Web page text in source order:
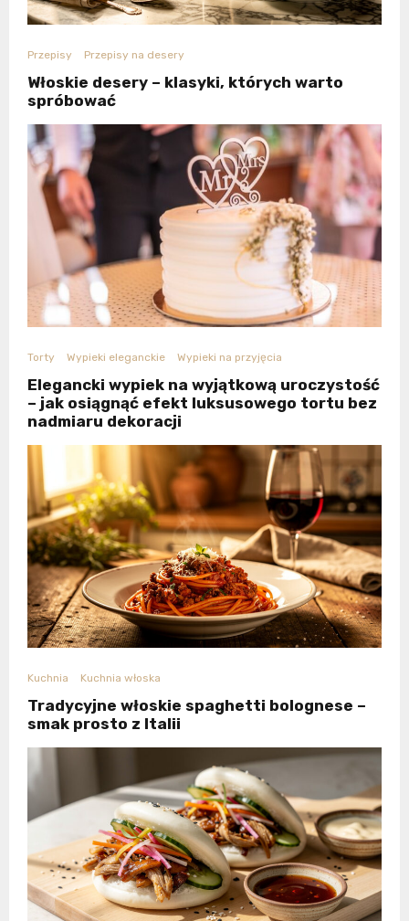
Przepisy Przepisy na desery
Włoskie desery – klasyki, których warto
spróbować
Torty Wypieki eleganckie Wypieki na przyjęcia
Elegancki wypiek na wyjątkową uroczystość
– jak osiągnąć efekt luksusowego tortu bez
nadmiaru dekoracji
Kuchnia Kuchnia włoska
Tradycyjne włoskie spaghetti bolognese –
smak prosto z Italii